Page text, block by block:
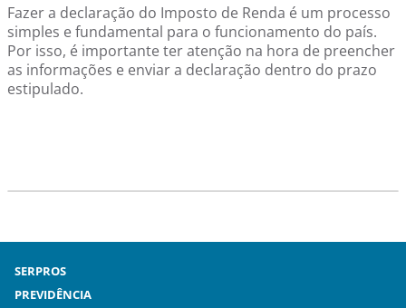
Fazer a declaração do Imposto de Renda é um processo
simples e fundamental para o funcionamento do país.
Por isso, é importante ter atenção na hora de preencher
as informações e enviar a declaração dentro do prazo
estipulado.
SERPROS
PREVIDÊNCIA